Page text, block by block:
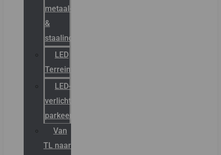
metaal-
&
staalindustrie
LED
Terreinverlichting
LED-
verlichting
parkeergarage
Van
TL naar